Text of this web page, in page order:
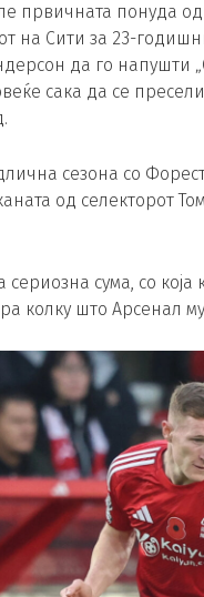
првичната понуда
на Сити за 23-
да го напушти
сака да се
сезона со
од селекторот
сума, со
колку што Арсенал